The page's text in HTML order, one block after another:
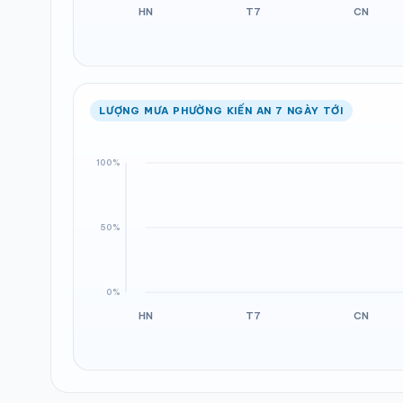
LƯỢNG MƯA PHƯỜNG KIẾN AN 7 NGÀY TỚI